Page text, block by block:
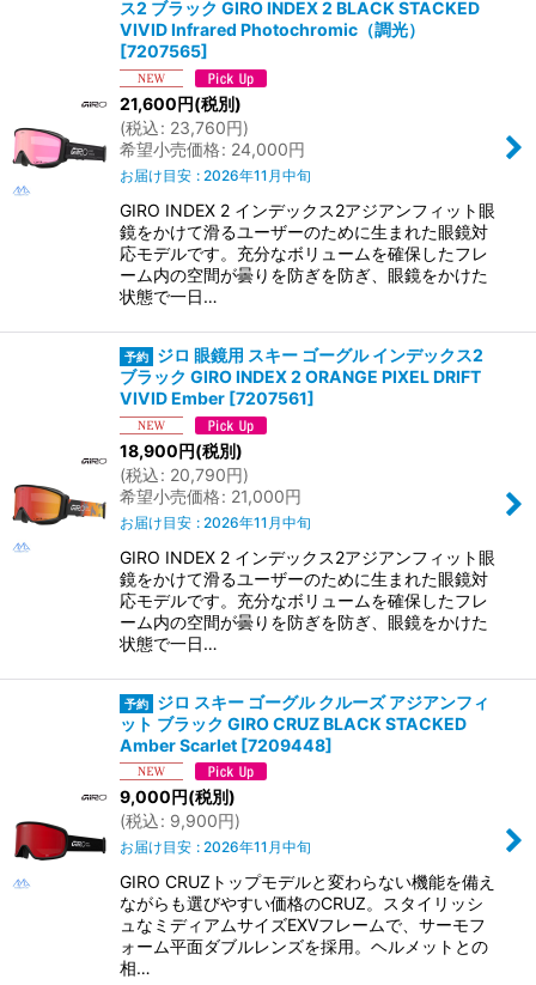
ス2 ブラック GIRO INDEX 2 BLACK STACKED
VIVID Infrared Photochromic（調光）
[7207565]
21,600円(税別)
(税込: 23,760円)
希望小売価格: 24,000円
お届け目安 : 2026年11月中旬
GIRO INDEX 2 インデックス2アジアンフィット眼
鏡をかけて滑るユーザーのために生まれた眼鏡対
応モデルです。充分なボリュームを確保したフレ
ーム内の空間が曇りを防ぎを防ぎ、眼鏡をかけた
状態で一日…
ジロ 眼鏡用 スキー ゴーグル インデックス2
ブラック GIRO INDEX 2 ORANGE PIXEL DRIFT
VIVID Ember [7207561]
18,900円(税別)
(税込: 20,790円)
希望小売価格: 21,000円
お届け目安 : 2026年11月中旬
GIRO INDEX 2 インデックス2アジアンフィット眼
鏡をかけて滑るユーザーのために生まれた眼鏡対
応モデルです。充分なボリュームを確保したフレ
ーム内の空間が曇りを防ぎを防ぎ、眼鏡をかけた
状態で一日…
ジロ スキー ゴーグル クルーズ アジアンフィ
ット ブラック GIRO CRUZ BLACK STACKED
Amber Scarlet [7209448]
9,000円(税別)
(税込: 9,900円)
お届け目安 : 2026年11月中旬
GIRO CRUZトップモデルと変わらない機能を備え
ながらも選びやすい価格のCRUZ。スタイリッシ
ュなミディアムサイズEXVフレームで、サーモフ
ォーム平面ダブルレンズを採用。ヘルメットとの
相…